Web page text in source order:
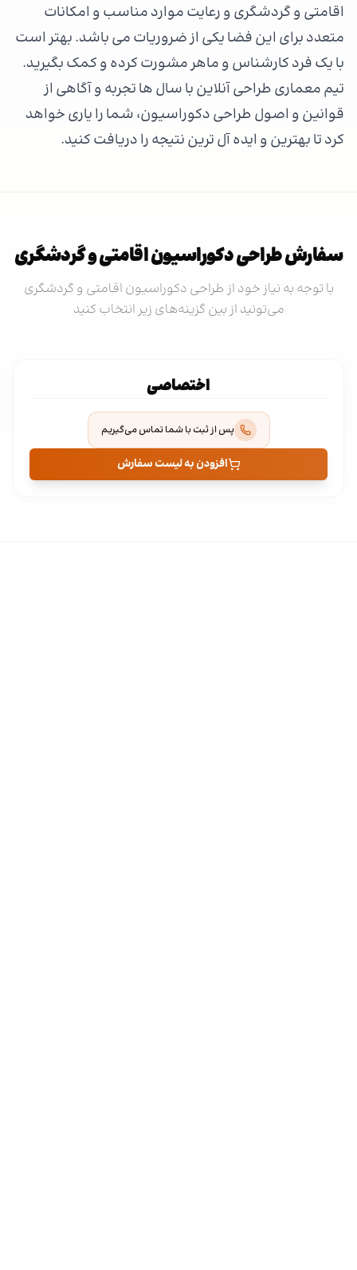
اقامتی و گردشگری و رعایت موارد مناسب و امکانات
متعدد برای این فضا یکی از ضروریات می باشد. بهتر است
با یک فرد کارشناس و ماهر مشورت کرده و کمک بگیرید.
تیم معماری طراحی آنلاین با سال ها تجربه و آگاهی از
قوانین و اصول طراحی دکوراسیون، شما را یاری خواهد
کرد تا بهترین و ایده آل ترین نتیجه را دریافت کنید.
سفارش طراحی دکوراسیون اقامتی و گردشگری
با توجه به نیاز خود از طراحی دکوراسیون اقامتی و گردشگری
می‌تونید از بین گزینه‌های زیر انتخاب کنید
اختصاصی
پس از ثبت با شما تماس می‌گیریم
افزودن به لیست سفارش